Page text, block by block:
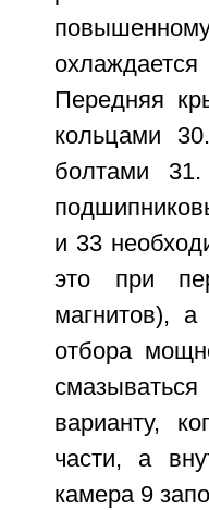
Передняя
кольцами
болтами
и 33
это при
магнитов),
отбора
варианту,
части, а
камера 9